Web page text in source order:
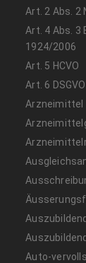
Art. 2 Abs. 2
Art. 4 Abs. 3
1924/2006
Art. 5 HCVO
Art. 6 DSGVO
Arzneimittel
Auto-